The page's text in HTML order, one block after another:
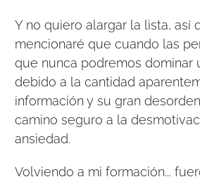
Y no quiero alargar la lista, así
mencionaré que cuando las
que nunca podremos dominar
debido a la cantidad
información y su gran
camino seguro a la
ansiedad.
Volviendo a mi formación...